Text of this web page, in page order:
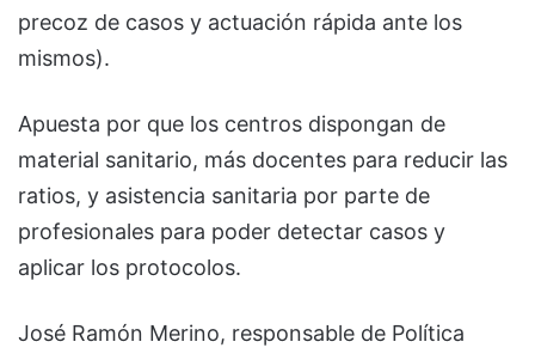
precoz de casos y actuación rápida ante los
mismos).
Apuesta por que los centros dispongan de
material sanitario, más docentes para reducir las
ratios, y asistencia sanitaria por parte de
profesionales para poder detectar casos y
aplicar los protocolos.
José Ramón Merino, responsable de Política